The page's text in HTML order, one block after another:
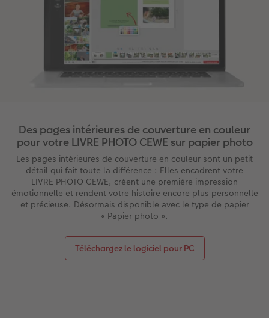
Des pages intérieures de couverture en couleur
pour votre LIVRE PHOTO CEWE sur papier photo
Les pages intérieures de couverture en couleur sont un petit
détail qui fait toute la différence : Elles encadrent votre
LIVRE PHOTO CEWE, créent une première impression
émotionnelle et rendent votre histoire encore plus personnelle
et précieuse. Désormais disponible avec le type de papier
« Papier photo ».
Téléchargez le logiciel pour PC